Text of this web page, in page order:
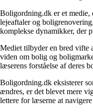
Boligordning.dk er et medie,
lejeaftaler og
komplekse dynamikker, der
Mediet tilbyder en bred vifte
viden om bolig og
læserens forståelse af deres
Boligordning.dk eksisterer
ændres, er det blevet mere
lettere for læserne at